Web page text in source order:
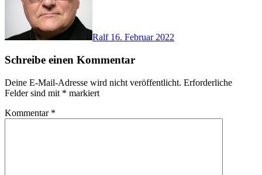
Ralf 16. Februar 2022
Schreibe einen Kommentar
Deine E-Mail-Adresse wird nicht veröffentlicht. Erforderliche
Felder sind mit * markiert
Kommentar *